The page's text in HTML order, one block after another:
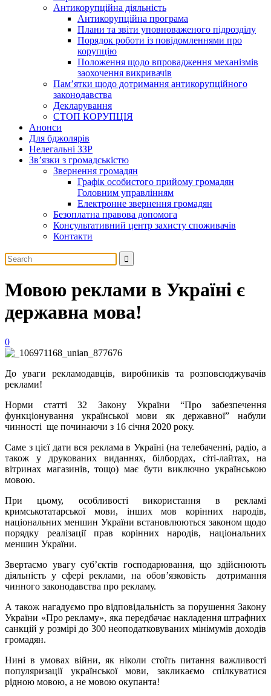
Антикорупційна діяльність
Антикорупційна програма
Плани та звіти уповноваженого підрозділу
Порядок роботи із повідомленнями про
корупцію
Положення щодо впровадження механізмів
заохочення викривачів
Пам’ятки щодо дотримання антикорупційного
законодавства
Декларування
СТОП КОРУПЦІЯ
Анонси
Для бджолярів
Нелегальні ЗЗР
Зв’язки з громадськістю
Звернення громадян
Графік особистого прийому громадян
Головним управлінням
Електронне звернення громадян
Безоплатна правова допомога
Консультативний центр захисту споживачів
Контакти
Мовою реклами в Україні є
державна мова!
0
До уваги рекламодавців, виробників та розповсюджувачів
реклами!
Норми статті 32 Закону України “Про забезпечення
функціонування української мови як державної” набули
чинності ще починаючи з 16 січня 2020 року.
Саме з цієї дати вся реклама в Україні (на телебаченні, радіо, а
також у друкованих виданнях, білбордах, сіті-лайтах, на
вітринах магазинів, тощо) має бути виключно українською
мовою.
При цьому, особливості використання в рекламі
кримськотатарської мови, інших мов корінних народів,
національних меншин України встановлюються законом щодо
порядку реалізації прав корінних народів, національних
меншин України.
Звертаємо увагу суб’єктів господарювання, що здійснюють
діяльність у сфері реклами, на обов’язковість дотримання
чинного законодавства про рекламу.
А також нагадуємо про відповідальність за порушення Закону
України «Про рекламу», яка передбачає накладення штрафних
санкцій у розмірі до 300 неоподатковуваних мінімумів доходів
громадян.
Нині в умовах війни, як ніколи стоїть питання важливості
популяризації української мови, закликаємо спілкуватися
рідною мовою, а не мовою окупанта!